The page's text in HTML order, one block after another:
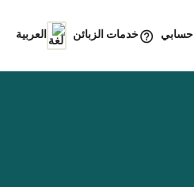
حسابي خدمات الزبائن العربية